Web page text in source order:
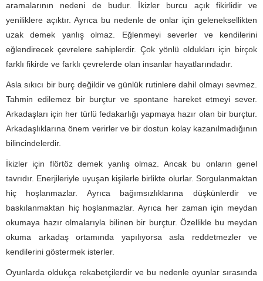
aramalarının nedeni de budur. İkizler burcu açık fikirlidir ve
yeniliklere açıktır. Ayrıca bu nedenle de onlar için geleneksellikten
uzak demek yanlış olmaz. Eğlenmeyi severler ve kendilerini
eğlendirecek çevrelere sahiplerdir. Çok yönlü oldukları için birçok
farklı fikirde ve farklı çevrelerde olan insanlar hayatlarındadır.
Asla sıkıcı bir burç değildir ve günlük rutinlere dahil olmayı sevmez.
Tahmin edilemez bir burçtur ve spontane hareket etmeyi sever.
Arkadaşları için her türlü fedakarlığı yapmaya hazır olan bir burçtur.
Arkadaşlıklarına önem verirler ve bir dostun kolay kazanılmadığının
bilincindelerdir.
İkizler için flörtöz demek yanlış olmaz. Ancak bu onların genel
tavrıdır. Enerjileriyle uyuşan kişilerle birlikte olurlar. Sorgulanmaktan
hiç hoşlanmazlar. Ayrıca bağımsızlıklarına düşkünlerdir ve
baskılanmaktan hiç hoşlanmazlar. Ayrıca her zaman için meydan
okumaya hazır olmalarıyla bilinen bir burçtur. Özellikle bu meydan
okuma arkadaş ortamında yapılıyorsa asla reddetmezler ve
kendilerini göstermek isterler.
Oyunlarda oldukça rekabetçilerdir ve bu nedenle oyunlar sırasında